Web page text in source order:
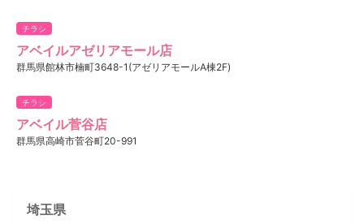
チラシ
アベイルアゼリアモール店
群馬県館林市楠町3648-1(アゼリアモールA棟2F)
チラシ
アベイル菅谷店
群馬県高崎市菅谷町20-991
埼玉県